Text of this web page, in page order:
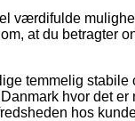
værdifulde
at du betragter
temmelig
hvor det
hos